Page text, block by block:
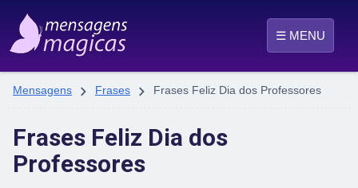
☰ MENU
Mensagens  Frases  Frases Feliz Dia dos Professores
Frases Feliz Dia dos
Professores